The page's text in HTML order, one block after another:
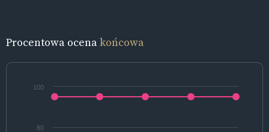
Procentowa ocenakońcowa
80
100